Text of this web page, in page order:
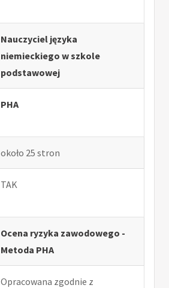
Nauczyciel języka
niemieckiego w szkole
podstawowej
PHA
około 25 stron
TAK
Ocena ryzyka zawodowego -
Metoda PHA
Opracowana zgodnie z